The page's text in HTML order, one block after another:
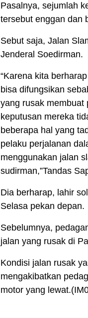
Pasalnya, sejumlah
tersebut enggan dan
Sebut saja, Jalan
Jenderal Soedirman.
“Karena kita
bisa difungsikan
yang rusak membuat
keputusan mereka
beberapa hal yang
pelaku perjalanan
menggunakan jalan
sudirman,”Tandas
Dia berharap, lahir
Selasa pekan depan.
Sebelumnya,
jalan yang rusak di
Kondisi jalan rusak
mengakibatkan
motor yang